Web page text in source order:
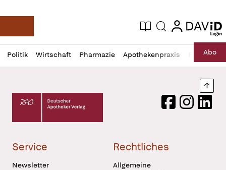
Deutsche Apotheker Zeitung
Aktuelle Ausgabe
Suche login
login
Politik Wirtschaft Pharmazie Apothekenpraxis RechtAbo
Profil
öffnen
Daz
Pur
Deutscher Apotheker Verlag Logo
FacebookInstagram
Service
Newsletter
Rechtliches
Allgemeine